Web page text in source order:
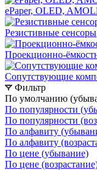
ePaper, OLED,
Резистивные сенсоры
Проекционно-
Сопутствующие
Фильтр
По умолчанию
По популярности
По популярности
По алфавиту
По алфавиту
По цене (убывание)
По цене